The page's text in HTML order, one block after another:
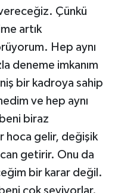
Çünkü
artık
Hep aynı
deneme imkanım
bir kadroya sahip
ve hep aynı
biraz
hoca gelir, değişik
getirir. Onu da
bir karar değil.
çok seviyorlar.